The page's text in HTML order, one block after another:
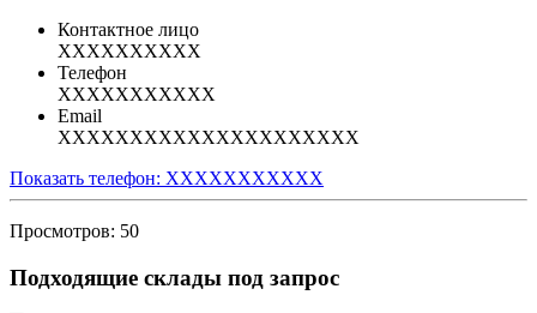
Контактное лицо
XXXXXXXXXX
Телефон
XXXXXXXXXXX
Email
XXXXXXXXXXXXXXXXXXXXX
Показать телефон: XXXXXXXXXXX
Просмотров: 50
Подходящие склады под запрос